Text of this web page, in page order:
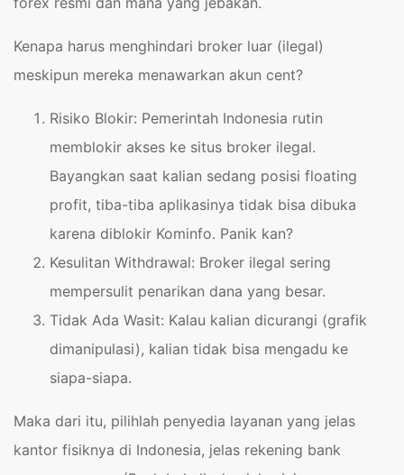
Kenapa harus menghindari broker luar (ilegal)
meskipun mereka menawarkan akun cent?
Risiko Blokir: Pemerintah Indonesia rutin
memblokir akses ke situs broker ilegal.
Bayangkan saat kalian sedang posisi floating
profit, tiba-tiba aplikasinya tidak bisa dibuka
karena diblokir Kominfo. Panik kan?
Kesulitan Withdrawal: Broker ilegal sering
mempersulit penarikan dana yang besar.
Tidak Ada Wasit: Kalau kalian dicurangi (grafik
dimanipulasi), kalian tidak bisa mengadu ke
siapa-siapa.
Maka dari itu, pilihlah penyedia layanan yang jelas
kantor fisiknya di Indonesia, jelas rekening bank